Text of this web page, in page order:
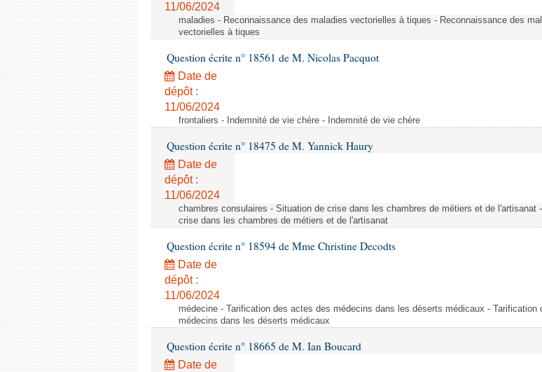
11/06/2024
maladies - Reconnaissance des maladies vectorielles à tiques - Reconnaissance des
vectorielles à tiques
Question écrite n° 18561 de M. Nicolas Pacquot
Date de
dépôt :
11/06/2024
frontaliers - Indemnité de vie chère - Indemnité de vie chère
Question écrite n° 18475 de M. Yannick Haury
Date de
dépôt :
11/06/2024
chambres consulaires - Situation de crise dans les chambres de métiers et de l'artisanat
crise dans les chambres de métiers et de l'artisanat
Question écrite n° 18594 de Mme Christine Decodts
Date de
dépôt :
11/06/2024
médecine - Tarification des actes des médecins dans les déserts médicaux - Tarification
médecins dans les déserts médicaux
Question écrite n° 18665 de M. Ian Boucard
Date de